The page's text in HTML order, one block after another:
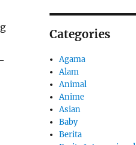
Categories
Agama
Alam
Animal
Anime
Asian
Baby
Berita